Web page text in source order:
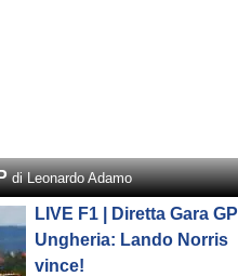
di Leonardo Adamo
LIVE F1 | Diretta Gara GP
Ungheria: Lando Norris
vince!